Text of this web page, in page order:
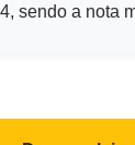
sendo a nota